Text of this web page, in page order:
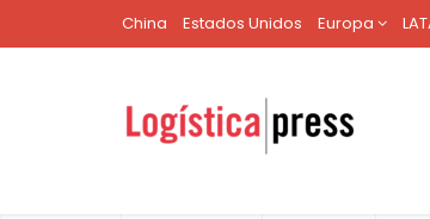
China Estados Unidos Europa